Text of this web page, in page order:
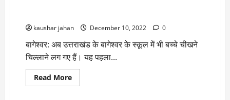
kaushar jahan December 10, 2022 0
बागेश्वर: अब उत्तराखंड के बागेश्वर के स्कूल में भी बच्चे चीखने
चिल्लाने लग गए हैं। यह पहला...
Read MoreRead
more